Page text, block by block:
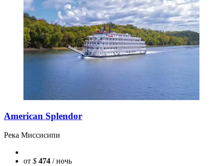
American Splendor
Река Миссисипи
от $ 474 / ночь